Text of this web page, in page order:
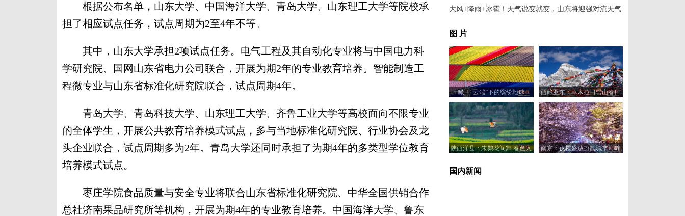
根据公布名单，山东大学、中国海洋大学、青岛大学、山东理工大学等院校承
担了相应试点任务，试点周期为2至4年不等。
其中，山东大学承担2项试点任务。电气工程及其自动化专业将与中国电力科
学研究院、国网山东省电力公司联合，开展为期2年的专业教育培养。智能制造工
程微专业与山东省标准化研究院联合，试点周期4年。
青岛大学、青岛科技大学、山东理工大学、齐鲁工业大学等高校面向不限专业
的全体学生，开展公共教育培养模式试点，多与当地标准化研究院、行业协会及龙
头企业联合，试点周期多为2年。青岛大学还同时承担了为期4年的多类型学位教育
培养模式试点。
枣庄学院食品质量与安全专业将联合山东省标准化研究院、中华全国供销合作
总社济南果品研究所等机构，开展为期4年的专业教育培养。中国海洋大学、鲁东
大风+降雨+冰雹！天气说变就变，山东将迎强对流天气
图 片
瞰！“云端”下的缤纷地球
西藏亚东：卓木拉日雪山春日
风光美如画
陕西洋县：朱鹮花间舞 春色入
南京：夜樱盛放扮靓城市河畔
国内新闻